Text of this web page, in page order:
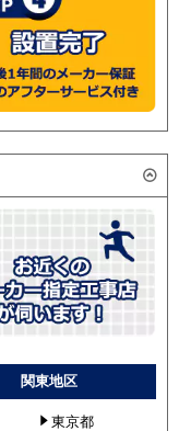
関東地区
東京都